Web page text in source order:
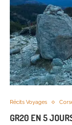
Récits Voyages
GR20 EN 5